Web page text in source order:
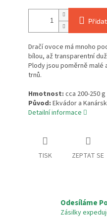
Dračí ovoce má mnoho
bílou, až transparentní
Plody jsou poměrně malé
trnů.
Hmotnost: cca 200-250g
Původ: Ekvádor a
Detailní informace
TISK ZEPTAT SE
Odesíláme
Zásilky